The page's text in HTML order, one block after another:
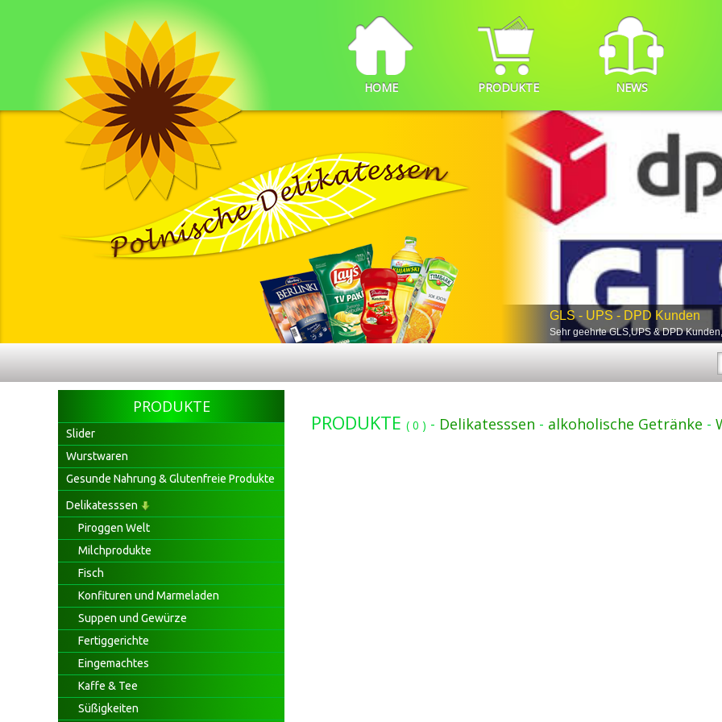
HOME PRODUKTE NEWS
GLS - UPS - DPD Kunden
Sehr geehrte GLS,UPS & DPD
PRODUKTE
Slider
Wurstwaren
Gesunde Nahrung & Glutenfreie Produkte
Delikatesssen
Piroggen Welt
Milchprodukte
Fisch
Konfituren und Marmeladen
Suppen und Gewürze
Fertiggerichte
Eingemachtes
Kaffe & Tee
Süßigkeiten
PRODUKTE ( 0 ) - Delikatesssen - alkoholische Getränke -